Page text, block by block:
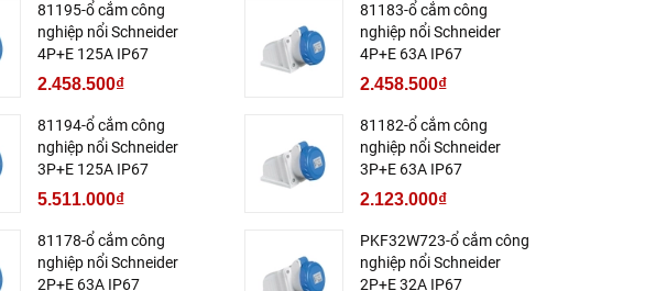
81195-ổ cắm công
nghiệp nổi Schneider
4P+E 125A IP67
2.458.500₫
81183-ổ cắm công
nghiệp nổi Schneider
4P+E 63A IP67
2.458.500₫
81194-ổ cắm công
nghiệp nổi Schneider
3P+E 125A IP67
5.511.000₫
81182-ổ cắm công
nghiệp nổi Schneider
3P+E 63A IP67
2.123.000₫
81178-ổ cắm công
nghiệp nổi Schneider
2P+E 63A IP67
PKF32W723-ổ cắm công
nghiệp nổi Schneider
2P+E 32A IP67